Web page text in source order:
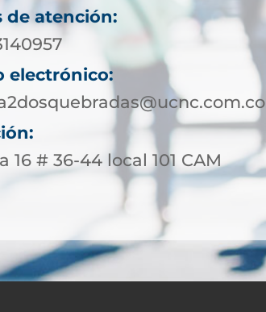
de atención:
electrónico:
16 # 36-44 local 101 CAM